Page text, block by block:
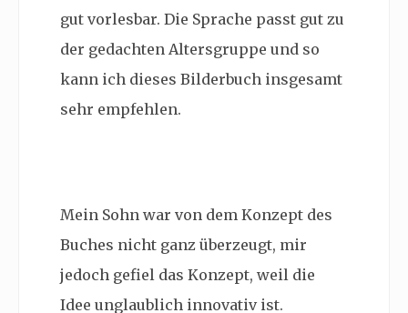
gut vorlesbar. Die Sprache passt gut zu
der gedachten Altersgruppe und so
kann ich dieses Bilderbuch insgesamt
sehr empfehlen.
Mein Sohn war von dem Konzept des
Buches nicht ganz überzeugt, mir
jedoch gefiel das Konzept, weil die
Idee unglaublich innovativ ist.